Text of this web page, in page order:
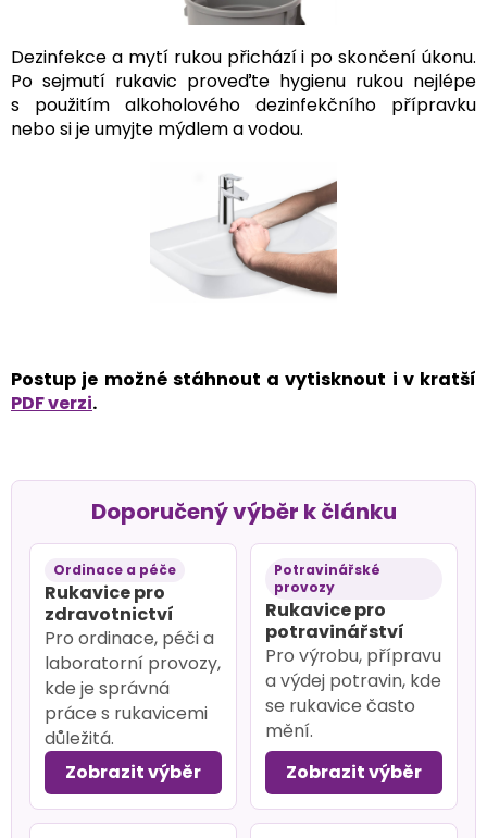
Dezinfekce a mytí rukou přichází i po skončení úkonu.
Po sejmutí rukavic proveďte hygienu rukou nejlépe
s použitím alkoholového dezinfekčního přípravku
nebo si je umyjte mýdlem a vodou.
Postup je možné stáhnout a vytisknout i v kratší
PDF verzi.
Doporučený výběr k článku
Ordinace a péče
Rukavice pro
zdravotnictví
Pro ordinace, péči a
laboratorní provozy,
kde je správná
práce s rukavicemi
důležitá.
Zobrazit výběr
Potravinářské
provozy
Rukavice pro
potravinářství
Pro výrobu, přípravu
a výdej potravin, kde
se rukavice často
mění.
Zobrazit výběr